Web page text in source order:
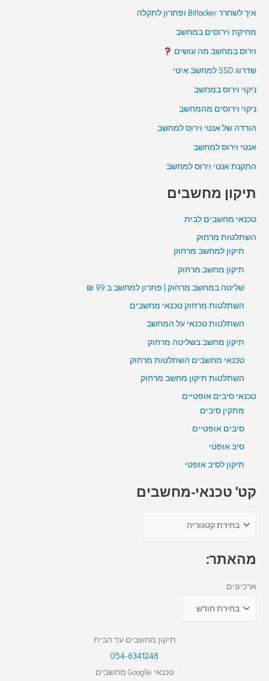
איך לשחרר Bitlocker ופתרון לתקלה
מחיקת וירוסים במחשב
וירוס במחשב מה עושים
שדרוג SSD למחשב איטי
ניקוי וירוס במחשב
ניקוי וירוסים מהמחשב
הורדה של אנטי וירוס למחשב
אנטי וירוס למחשב
התקנת אנטי וירוס למחשב
תיקון מחשבים
טכנאי מחשבים לבית
השתלטות מרחוק
תיקון למחשב מרחוק
תיקון מחשב מרחוק
שליטה במחשב מרחוק | פתרון למחשב ב 99 ₪
השתלטות מרחוק טכנאי מחשבים
השתלטות טכנאי על המחשב
תיקון מחשב בשליטה מרחוק
טכנאי מחשבים השתלטות מרחוק
השתלטות תיקון מחשב מרחוק
טכנאי סיבים אופטיים
מתקין סיבים
סיבים אופטיים
סיב אופטי
תיקון לסיב אופטי
קט' טכנאי-מחשבים
מהאתר:
ארכיונים
תיקון מחשבים עד הבית
054-6341248
טכנאי Googlle מחשבים